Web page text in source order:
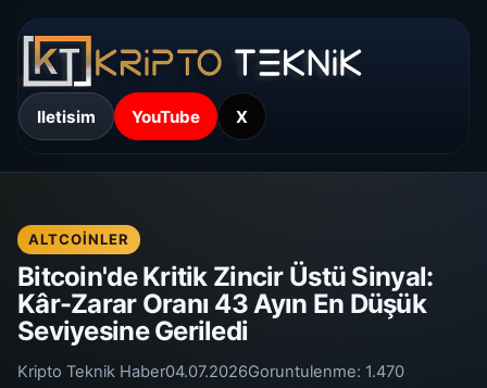
Iletisim YouTube X
ALTCOINLER
Bitcoin'de Kritik Zincir Üstü Sinyal:
Kâr-Zarar Oranı 43 Ayın En Düşük
Seviyesine Geriledi
Kripto Teknik Haber04.07.2026Goruntulenme: 1.470